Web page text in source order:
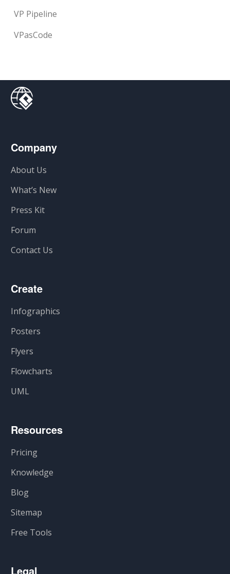
VP Pipeline
VPasCode
Company
About Us
What’s New
Press Kit
Forum
Contact Us
Create
Infographics
Posters
Flyers
Flowcharts
UML
Resources
Pricing
Knowledge
Blog
Sitemap
Free Tools
Legal